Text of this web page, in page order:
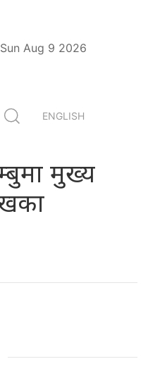
| Sun Aug 9 2026
ENGLISH
मुख्य